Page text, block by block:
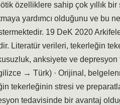
özelliklere sahip çok yıllık
yardımcı olduğunu ve bu
19 DeK 2020
Literatür verileri, tekerleğin
anksiyete ve
→ Türk) · Orijinal,
tekerleğinin stresi ve
tedavisinde bir avantaj